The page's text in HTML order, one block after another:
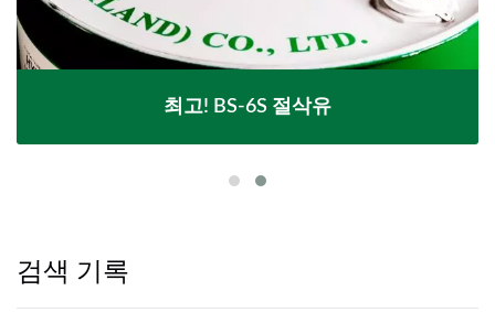
최고! BS-6S 절삭유
검색 기록